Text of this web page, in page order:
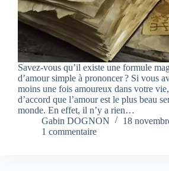
Savez-vous qu’il existe une formule
d’amour simple à prononcer ? Si vous
moins une fois amoureux dans votre
d’accord que l’amour est le plus beau
monde. En effet, il n’y a rien…
Gabin DOGNON
18
1 commentaire